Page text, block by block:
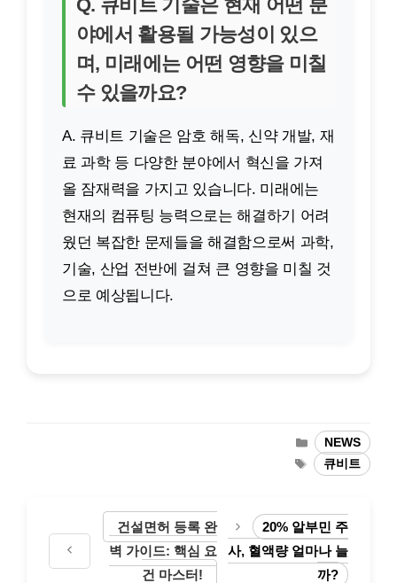
Q. 큐비트 기술은 현재 어떤 분
야에서 활용될 가능성이 있으
며, 미래에는 어떤 영향을 미칠
수 있을까요?
A. 큐비트 기술은 암호 해독, 신약 개발, 재
료 과학 등 다양한 분야에서 혁신을 가져
올 잠재력을 가지고 있습니다. 미래에는
현재의 컴퓨팅 능력으로는 해결하기 어려
웠던 복잡한 문제들을 해결함으로써 과학,
기술, 산업 전반에 걸쳐 큰 영향을 미칠 것
으로 예상됩니다.
카
테
고
NEWS
태
그
큐비트
건설면허 등록 완
벽 가이드: 핵심 요
건 마스터!
20% 알부민 주
사, 혈액량 얼마나 늘
까?